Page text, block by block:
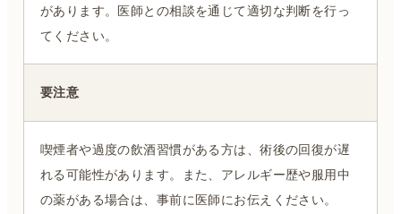
があります。医師との相談を通じて適切な判断を行っ
てください。
要注意
喫煙者や過度の飲酒習慣がある方は、術後の回復が遅
れる可能性があります。また、アレルギー歴や服用中
の薬がある場合は、事前に医師にお伝えください。